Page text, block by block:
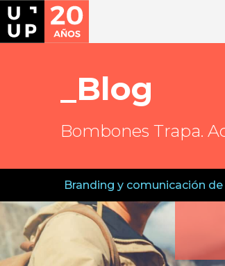
Blog
Bombones Trapa.
Branding y comunicación